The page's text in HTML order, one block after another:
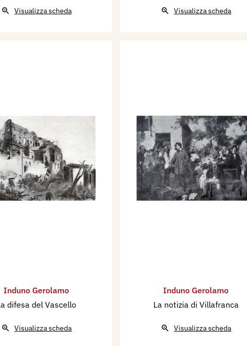
Visualizza scheda Visualizza scheda
Induno Gerolamo
difesa del Vascello
Visualizza scheda
Induno Gerolamo
La notizia di Villafranca
Visualizza scheda